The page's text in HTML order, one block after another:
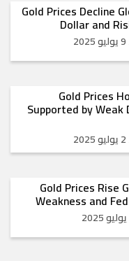
Gold Prices Decline
Dollar and
Gold Prices
Supported by Weak
Gold Prices Rise
Weakness and